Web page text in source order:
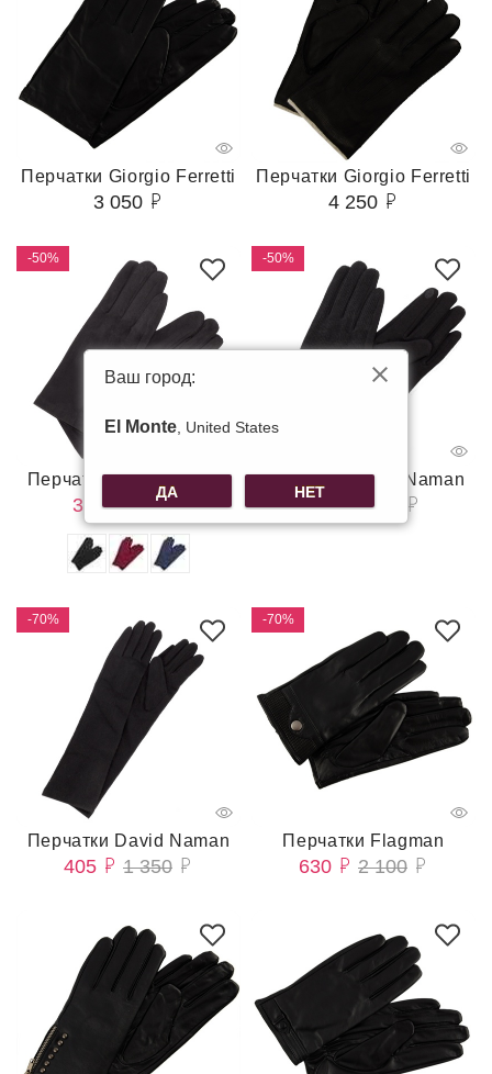
Перчатки Giorgio Ferretti
3 050
Перчатки Giorgio Ferretti
4 250
-50%
Перчатки David Naman
395 790
-50%
Перчатки David Naman
460 920
-70%
Перчатки David Naman
405 1 350
-70%
Перчатки Flagman
630 2 100
Ваш город:
El Monte , United States
ДА НЕТ